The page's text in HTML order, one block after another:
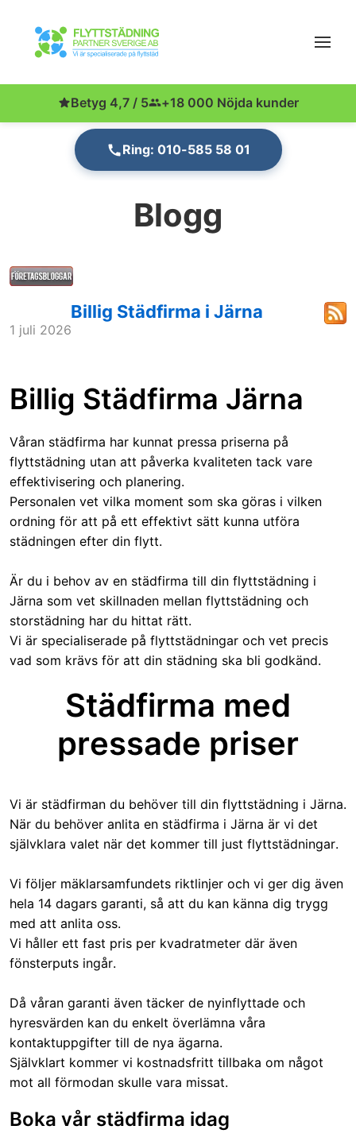
Betyg 4,7 / 5 +18 000 Nöjda kunder
Ring: 010-585 58 01
Blogg
Billig Städfirma i Järna
1 juli 2026
Billig Städfirma Järna
Våran städfirma har kunnat pressa priserna på
flyttstädning utan att påverka kvaliteten tack vare
effektivisering och planering.
Personalen vet vilka moment som ska göras i vilken
ordning för att på ett effektivt sätt kunna utföra
städningen efter din flytt.
Är du i behov av en städfirma till din flyttstädning i
Järna som vet skillnaden mellan flyttstädning och
storstädning har du hittat rätt.
Vi är specialiserade på flyttstädningar och vet precis
vad som krävs för att din städning ska bli godkänd.
Städfirma med
pressade priser
Vi är städfirman du behöver till din flyttstädning i Järna.
När du behöver anlita en städfirma i Järna är vi det
självklara valet när det kommer till just flyttstädningar.
Vi följer mäklarsamfundets riktlinjer och vi ger dig även
hela 14 dagars garanti, så att du kan känna dig trygg
med att anlita oss.
Vi håller ett fast pris per kvadratmeter där även
fönsterputs ingår.
Då våran garanti även täcker de nyinflyttade och
hyresvärden kan du enkelt överlämna våra
kontaktuppgifter till de nya ägarna.
Självklart kommer vi kostnadsfritt tillbaka om något
mot all förmodan skulle vara missat.
Boka vår städfirma idag